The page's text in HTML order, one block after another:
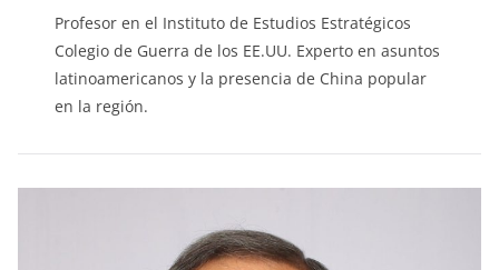
Profesor en el Instituto de Estudios Estratégicos
Colegio de Guerra de los EE.UU. Experto en asuntos
latinoamericanos y la presencia de China popular
en la región.